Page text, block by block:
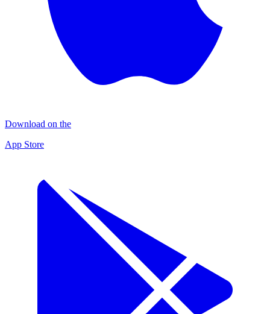
Download on the
App Store